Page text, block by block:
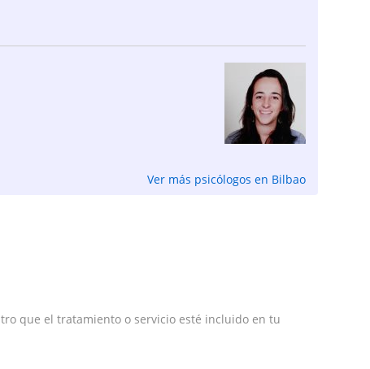
Ver más psicólogos en Bilbao
que el tratamiento o servicio esté incluido en tu